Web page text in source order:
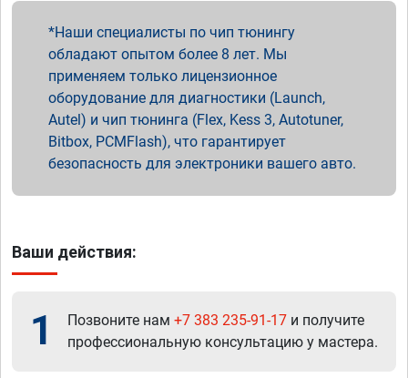
Наши специалисты по чип тюнингу
обладают опытом более 8 лет. Мы
применяем только лицензионное
оборудование для диагностики (Launch,
Autel) и чип тюнинга (Flex, Kess 3, Autotuner,
Bitbox, PCMFlash), что гарантирует
безопасность для электроники вашего авто.
Ваши действия:
1 Позвоните нам +7 383 235-91-17 и получите
профессиональную консультацию у мастера.